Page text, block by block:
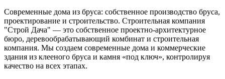
Современные дома из бруса: собственное производство бруса,
проектирование и строительство. Строительная компания
"Строй Дача" — это собственное проектно-архитектурное
бюро, деревообрабатывающий комбинат и строительная
компания. Мы создаем современные дома и коммерческие
здания из клееного бруса и камня «под ключ», контролируя
качество на всех этапах.